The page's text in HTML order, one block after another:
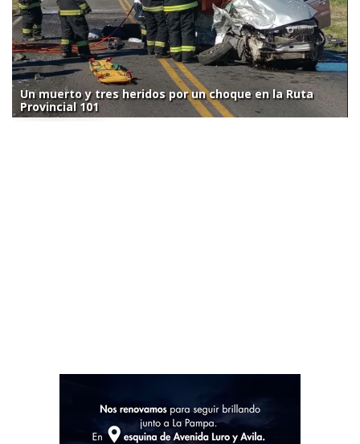
Un muerto y tres heridos por un choque en la Ruta
Provincial 101